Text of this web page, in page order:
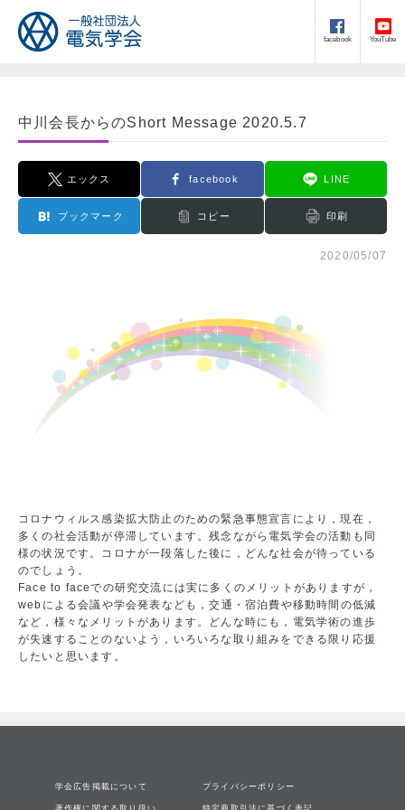
facebook YouTube
中川会長からのShort Message 2020.5.7
エックス facebook LINE
ブックマーク コピー 印刷
2020/05/07
コロナウィルス感染拡大防止のための緊急事態宣言により，現在，
多くの社会活動が停滞しています。残念ながら電気学会の活動も同
様の状況です。コロナが一段落した後に，どんな社会が待っている
のでしょう。
Face to faceでの研究交流には実に多くのメリットがありますが，
webによる会議や学会発表なども，交通・宿泊費や移動時間の低減
など，様々なメリットがあります。どんな時にも，電気学術の進歩
が失速することのないよう，いろいろな取り組みをできる限り応援
したいと思います。
学会広告掲載について プライバシーポリシー
著作権に関する取り扱い 特定商取引法に基づく表記